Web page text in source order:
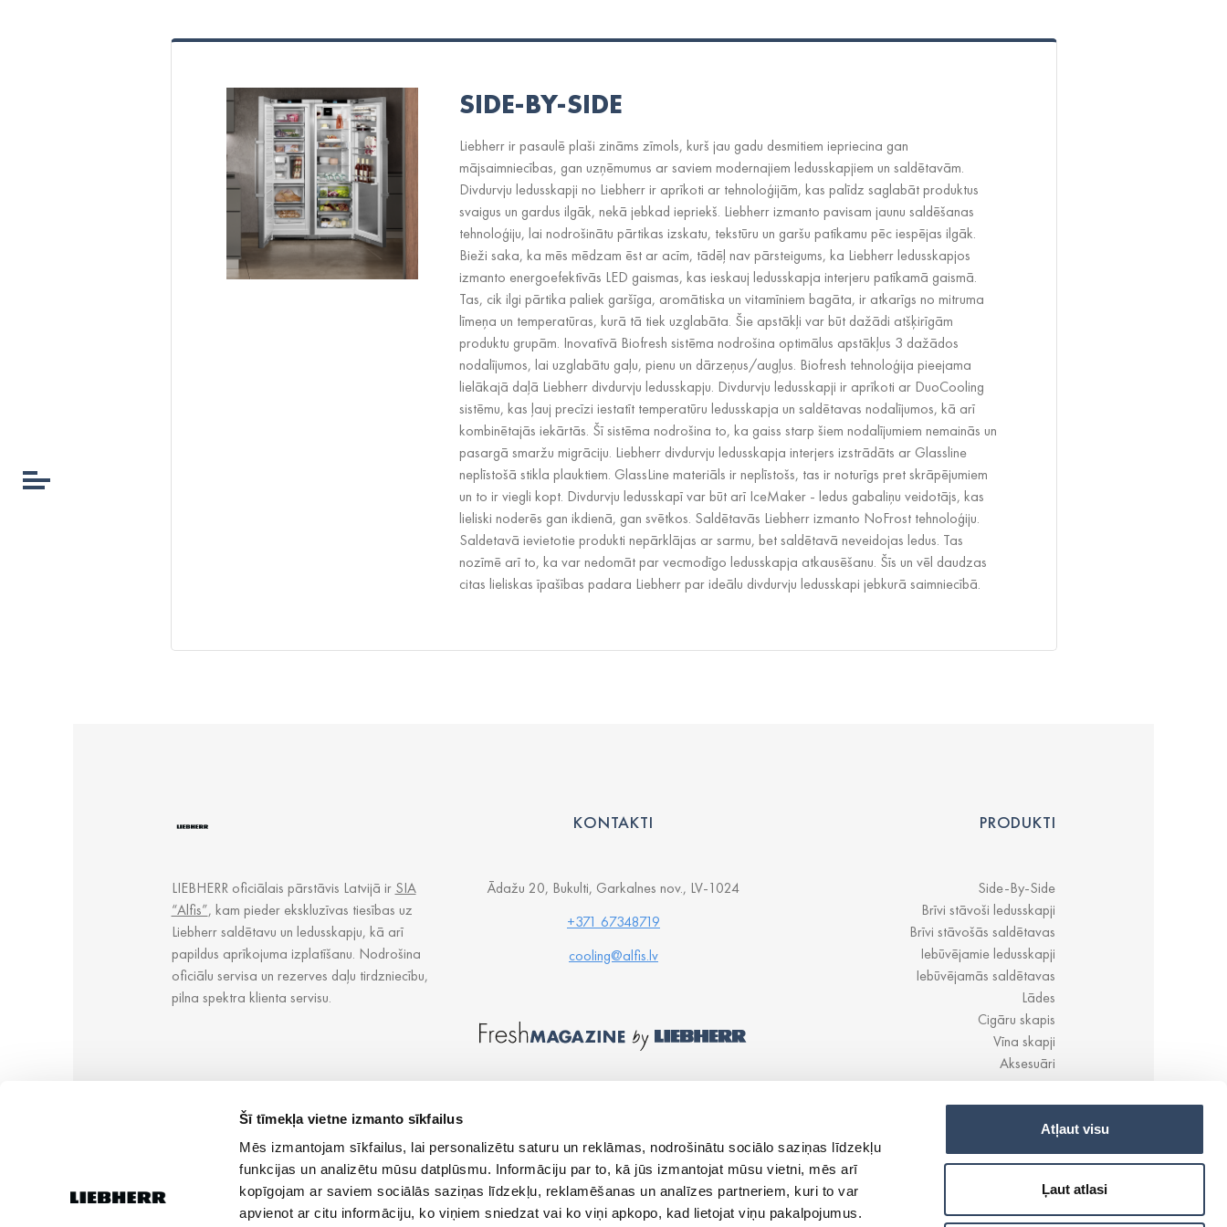
Šī tīmekļa vietne izmanto sīkfailus
Mēs izmantojam sīkfailus, lai personalizētu saturu un reklāmas, nodrošinātu sociālo saziņas līdzekļu
funkcijas un analizētu mūsu datplūsmu. Informāciju par to, kā jūs izmantojat mūsu vietni, mēs arī
kopīgojam ar saviem sociālās saziņas līdzekļu, reklamēšanas un analīzes partneriem, kuri to var
apvienot ar citu informāciju, ko viņiem sniedzat vai ko viņi apkopo, kad lietojat viņu pakalpojumus.
Atļaut visu
Ļaut atlasi
SIDE-BY-SIDE
Liebherr ir pasaulē plaši zināms zīmols, kurš jau gadu desmitiem iepriecina gan
mājsaimniecības, gan uzņēmumus ar saviem modernajiem ledusskapjiem un saldētavām.
Divdurvju ledusskapji no Liebherr ir aprīkoti ar tehnoloģijām, kas palīdz saglabāt produktus
svaigus un gardus ilgāk, nekā jebkad iepriekš. Liebherr izmanto pavisam jaunu saldēšanas
tehnoloģiju, lai nodrošinātu pārtikas izskatu, tekstūru un garšu patīkamu pēc iespējas ilgāk.
Bieži saka, ka mēs mēdzam ēst ar acīm, tādēļ nav pārsteigums, ka Liebherr ledusskapjos
izmanto energoefektīvās LED gaismas, kas ieskauj ledusskapja interjeru patīkamā gaismā.
Tas, cik ilgi pārtika paliek garšīga, aromātiska un vitamīniem bagāta, ir atkarīgs no mitruma
līmeņa un temperatūras, kurā tā tiek uzglabāta. Šie apstākļi var būt dažādi atšķirīgām
produktu grupām. Inovatīvā Biofresh sistēma nodrošina optimālus apstākļus 3 dažādos
nodalījumos, lai uzglabātu gaļu, pienu un dārzeņus/augļus. Biofresh tehnoloģija pieejama
lielākajā daļā Liebherr divdurvju ledusskapju. Divdurvju ledusskapji ir aprīkoti ar DuoCooling
sistēmu, kas ļauj precīzi iestatīt temperatūru ledusskapja un saldētavas nodalījumos, kā arī
kombinētajās iekārtās. Šī sistēma nodrošina to, ka gaiss starp šiem nodalījumiem nemainās un
pasargā smaržu migrāciju. Liebherr divdurvju ledusskapja interjers izstrādāts ar Glassline
neplīstošā stikla plauktiem. GlassLine materiāls ir neplīstošs, tas ir noturīgs pret skrāpējumiem
un to ir viegli kopt. Divdurvju ledusskapī var būt arī IceMaker - ledus gabaliņu veidotājs, kas
lieliski noderēs gan ikdienā, gan svētkos. Saldētavās Liebherr izmanto NoFrost tehnoloģiju.
Saldetavā ievietotie produkti nepārklājas ar sarmu, bet saldētavā neveidojas ledus. Tas
nozīmē arī to, ka var nedomāt par vecmodīgo ledusskapja atkausēšanu. Šīs un vēl daudzas
citas lieliskas īpašības padara Liebherr par ideālu divdurvju ledusskapi jebkurā saimniecībā.
LIEBHERR oficiālais pārstāvis Latvijā ir SIA
“Alfis”, kam pieder ekskluzīvas tiesības uz
Liebherr saldētavu un ledusskapju, kā arī
papildus aprīkojuma izplatīšanu. Nodrošina
oficiālu servisa un rezerves daļu tirdzniecību,
pilna spektra klienta servisu.
KONTAKTI
Ādažu 20, Bukulti, Garkalnes nov., LV-1024
+371 67348719
cooling@alfis.lv
PRODUKTI
Side-By-Side
Brīvi stāvoši ledusskapji
Brīvi stāvošās saldētavas
Iebūvējamie ledusskapji
Iebūvējamās saldētavas
Lādes
Cigāru skapis
Vīna skapji
Aksesuāri